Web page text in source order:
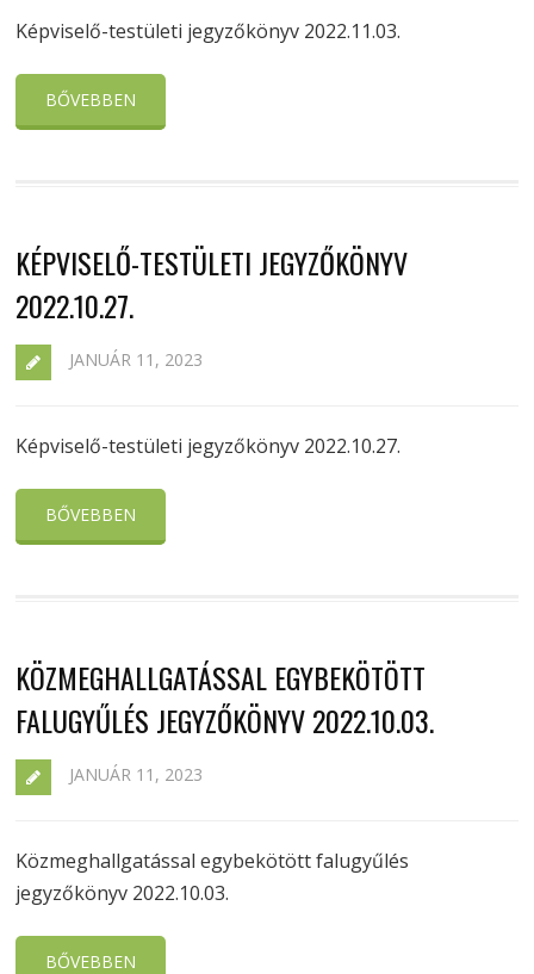
Képviselő-testületi jegyzőkönyv 2022.11.03.
BŐVEBBEN
KÉPVISELŐ-TESTÜLETI JEGYZŐKÖNYV
2022.10.27.
JANUÁR 11, 2023
Képviselő-testületi jegyzőkönyv 2022.10.27.
BŐVEBBEN
KÖZMEGHALLGATÁSSAL EGYBEKÖTÖTT
FALUGYŰLÉS JEGYZŐKÖNYV 2022.10.03.
JANUÁR 11, 2023
Közmeghallgatással egybekötött falugyűlés
jegyzőkönyv 2022.10.03.
BŐVEBBEN